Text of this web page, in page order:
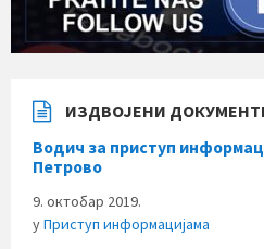
ИЗДВОЈЕНИ
Водич за приступ
Петрово
9. октобар 2019.
уПриступ информацијама